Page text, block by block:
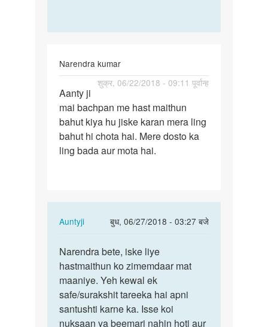
Narendra kumar
शुक्र, 06/22/2018 - 09:11 पूर्वान्ह
Aanty
ji
mai
bachpan
me
Aanty ji
mai bachpan me hast maithun
bahut kiya hu jiske karan mera ling
bahut hi chota hai. Mere dosto ka
ling bada aur mota hai.
Auntyji
बुध, 06/27/2018 - 03:27 बजे
In
to
Aanty
ji
mai
bachpan
me
Narendra
bete,
iske
liye…
Narendra bete, iske liye
hastmaithun ko zimemdaar mat
maaniye. Yeh kewal ek
safe/surakshit tareeka hai apni
santushti karne ka. Isse koi
nuksaan ya beemari nahin hoti aur